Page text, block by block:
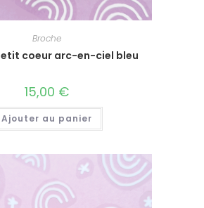
Broche
coeur arc-en-ciel bleu
15,00 €
Ajouter au panier